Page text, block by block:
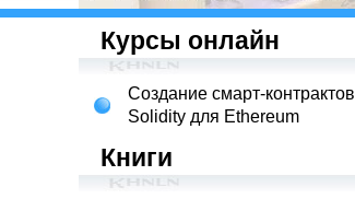
Курсы онлайн
Создание смарт-контрактов
Solidity для Ethereum
Книги